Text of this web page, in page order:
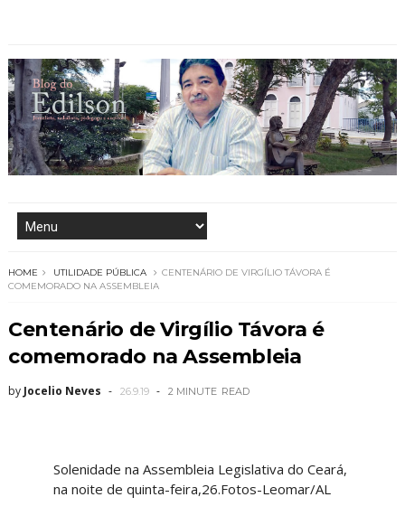
HOME UTILIDADE PÚBLICA
CENTENÁRIO DE VIRGÍLIO TÁVORA É
COMEMORADO NA ASSEMBLEIA
Centenário de Virgílio Távora é
comemorado na Assembleia
by Jocelio Neves 26.9.19 2 MINUTE READ
Solenidade na Assembleia Legislativa do Ceará,
na noite de quinta-feira,26.Fotos-Leomar/AL